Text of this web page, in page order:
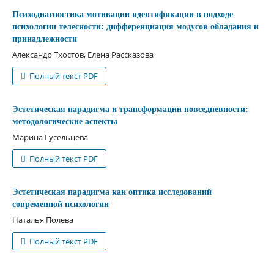
Психодиагностика мотивации идентификации в подходе
психологии телесности: дифференциация модусов обладания и
принадлежности
Александр Тхостов, Елена Рассказова
Полный текст PDF
Эстетическая парадигма и трансформации повседневности:
методологические аспекты
Марина Гусельцева
Полный текст PDF
Эстетическая парадигма как оптика исследований
современной психологии
Наталья Полева
Полный текст PDF